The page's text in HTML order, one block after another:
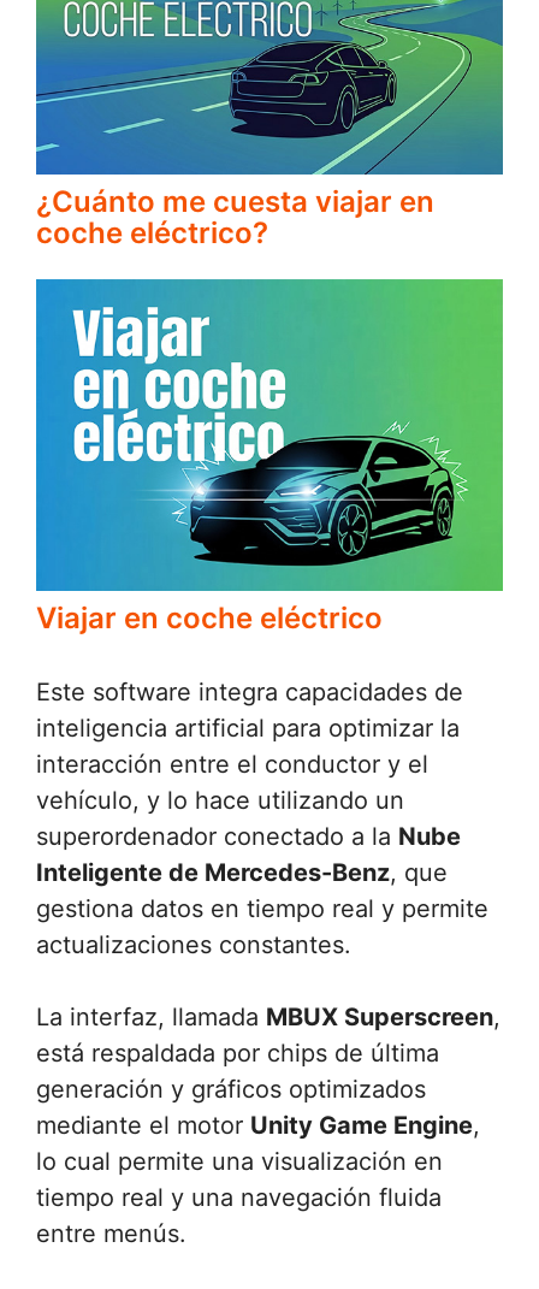
¿Cuánto me cuesta viajar en
coche eléctrico?
Viajar en coche eléctrico
Este software integra capacidades de
inteligencia artificial para optimizar la
interacción entre el conductor y el
vehículo, y lo hace utilizando un
superordenador conectado a la Nube
Inteligente de Mercedes-Benz, que
gestiona datos en tiempo real y permite
actualizaciones constantes.
La interfaz, llamada MBUX Superscreen,
está respaldada por chips de última
generación y gráficos optimizados
mediante el motor Unity Game Engine,
lo cual permite una visualización en
tiempo real y una navegación fluida
entre menús.